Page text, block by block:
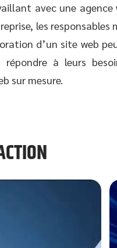
avec une agence
les
d’un site web
répondre à leurs
sur mesure.